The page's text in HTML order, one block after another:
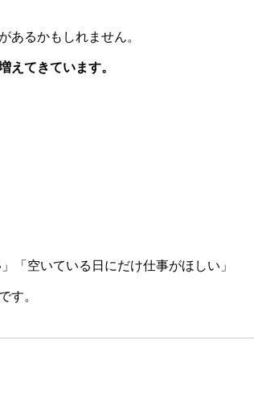
あるかもしれません。
えてきています。
「空いている日にだけ仕事がほしい」
す。